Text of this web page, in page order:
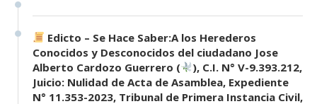
Edicto – Se Hace Saber:A los Herederos
Conocidos y Desconocidos del ciudadano Jose
Alberto Cardozo Guerrero (
), C.I. N° V-9.393.212,
Juicio: Nulidad de Acta de Asamblea, Expediente
N° 11.353-2023, Tribunal de Primera Instancia Civil,